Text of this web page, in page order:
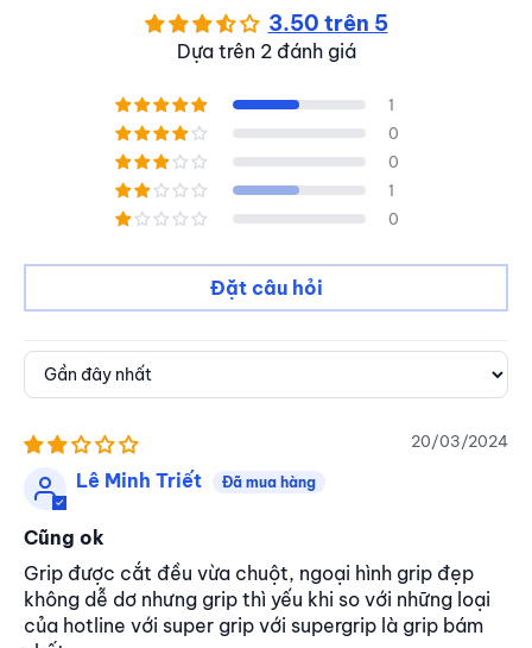
3.50 trên 5
Dựa trên 2 đánh giá
1
0
0
1
0
Đặt câu hỏi
Sort by
20/03/2024
Lê Minh Triết
Cũng ok
Grip được cắt đều vừa chuột, ngoại hình grip đẹp
không dễ dơ nhưng grip thì yếu khi so với những loại
của hotline với super grip với supergrip là grip bám